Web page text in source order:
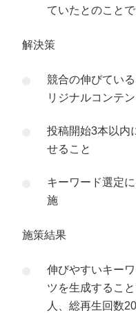
ていたとのこと
解決策
競合の伸びてい
リジナルコンテ
投稿開始3本以内
せること
キーワード選定
施
施策結果
伸びやすいキー
ツを生成するこ
人、総再生回数